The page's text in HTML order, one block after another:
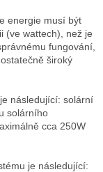
energie musí být
(ve wattech), než je
fungování,
široký
následující: solární
solárního
cca 250W
je následující: